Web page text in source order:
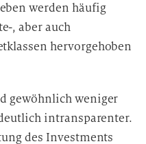
werden häufig
, aber auch
hervorgehoben
gewöhnlich weniger
intransparenter.
des Investments